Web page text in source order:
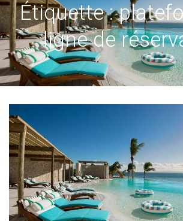
Étiquette :
ligne de